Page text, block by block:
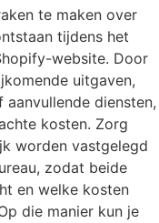
te maken over
tijdens het
website. Door
uitgaven,
diensten,
kosten. Zorg
worden vastgelegd
zodat beide
en welke kosten
die manier kun je